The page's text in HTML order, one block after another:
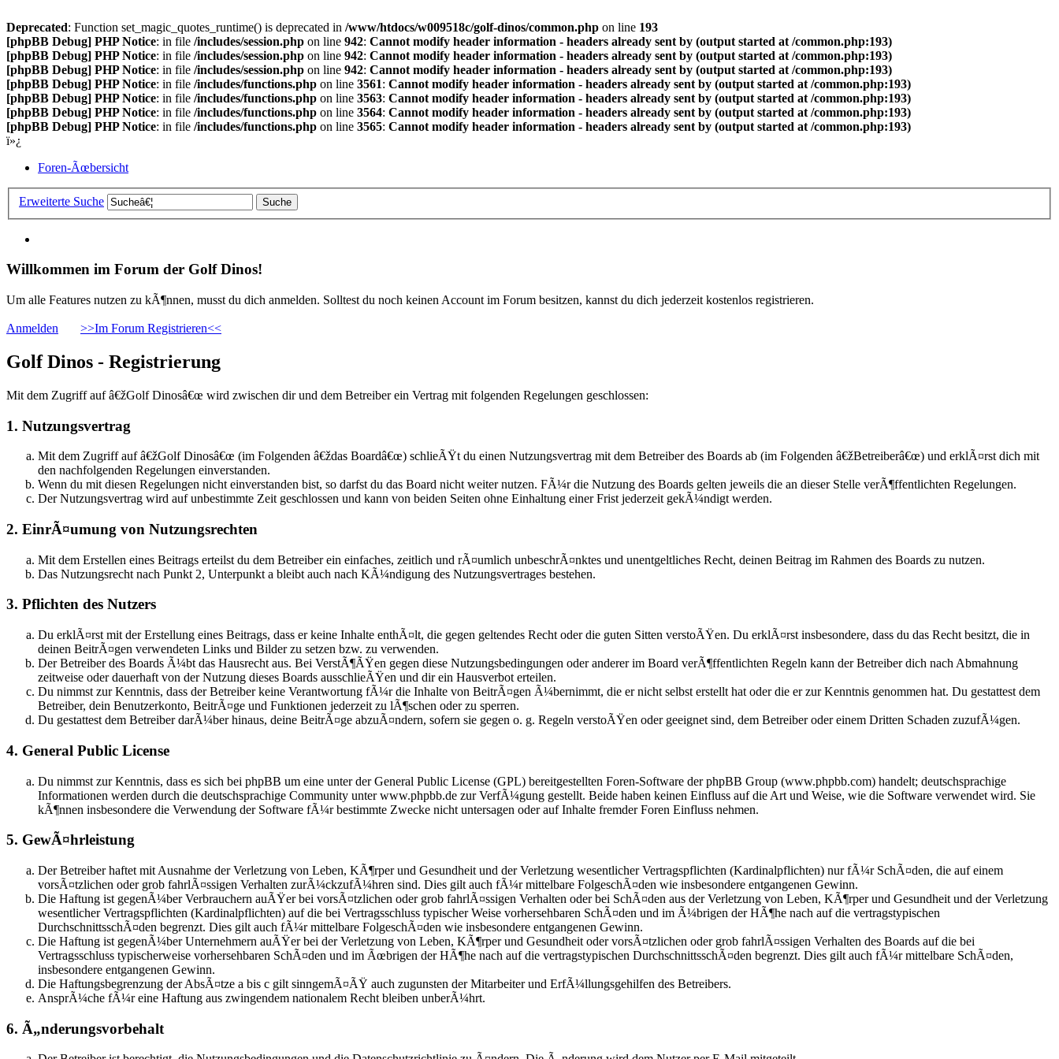
Deprecated: Function set_magic_quotes_runtime() is deprecated in /www/htdocs/w009518c/golf-dinos/common.php on line 193
[phpBB Debug] PHP Notice: in file /includes/session.php on line 942: Cannot modify header information - headers already sent by (output started at /common.php:193)
[phpBB Debug] PHP Notice: in file /includes/session.php on line 942: Cannot modify header information - headers already sent by (output started at /common.php:193)
[phpBB Debug] PHP Notice: in file /includes/session.php on line 942: Cannot modify header information - headers already sent by (output started at /common.php:193)
[phpBB Debug] PHP Notice: in file /includes/functions.php on line 3561: Cannot modify header information - headers already sent by (output started at /common.php:193)
[phpBB Debug] PHP Notice: in file /includes/functions.php on line 3563: Cannot modify header information - headers already sent by (output started at /common.php:193)
[phpBB Debug] PHP Notice: in file /includes/functions.php on line 3564: Cannot modify header information - headers already sent by (output started at /common.php:193)
[phpBB Debug] PHP Notice: in file /includes/functions.php on line 3565: Cannot modify header information - headers already sent by (output started at /common.php:193)
ï»¿
Foren-Ãœbersicht
Erweiterte Suche
Willkommen im Forum der Golf Dinos!
Um alle Features nutzen zu kÃ¶nnen, musst du dich anmelden. Solltest du noch keinen Account im Forum besitzen, kannst du dich jederzeit kostenlos registrieren.
Anmelden >>Im Forum Registrieren<<
Golf Dinos - Registrierung
Mit dem Zugriff auf â€žGolf Dinosâ€œ wird zwischen dir und dem Betreiber ein Vertrag mit folgenden Regelungen geschlossen:
1. Nutzungsvertrag
Mit dem Zugriff auf â€žGolf Dinosâ€œ (im Folgenden â€ždas Boardâ€œ) schlieÃŸt du einen Nutzungsvertrag mit dem Betreiber des Boards ab (im Folgenden â€žBetreiberâ€œ) und erklÃ¤rst dich mit
den nachfolgenden Regelungen einverstanden.
Wenn du mit diesen Regelungen nicht einverstanden bist, so darfst du das Board nicht weiter nutzen. FÃ¼r die Nutzung des Boards gelten jeweils die an dieser Stelle verÃ¶ffentlichten Regelungen.
Der Nutzungsvertrag wird auf unbestimmte Zeit geschlossen und kann von beiden Seiten ohne Einhaltung einer Frist jederzeit gekÃ¼ndigt werden.
2. EinrÃ¤umung von Nutzungsrechten
Mit dem Erstellen eines Beitrags erteilst du dem Betreiber ein einfaches, zeitlich und rÃ¤umlich unbeschrÃ¤nktes und unentgeltliches Recht, deinen Beitrag im Rahmen des Boards zu nutzen.
Das Nutzungsrecht nach Punkt 2, Unterpunkt a bleibt auch nach KÃ¼ndigung des Nutzungsvertrages bestehen.
3. Pflichten des Nutzers
Du erklÃ¤rst mit der Erstellung eines Beitrags, dass er keine Inhalte enthÃ¤lt, die gegen geltendes Recht oder die guten Sitten verstoÃŸen. Du erklÃ¤rst insbesondere, dass du das Recht besitzt, die in
deinen BeitrÃ¤gen verwendeten Links und Bilder zu setzen bzw. zu verwenden.
Der Betreiber des Boards Ã¼bt das Hausrecht aus. Bei VerstÃ¶ÃŸen gegen diese Nutzungsbedingungen oder anderer im Board verÃ¶ffentlichten Regeln kann der Betreiber dich nach Abmahnung
zeitweise oder dauerhaft von der Nutzung dieses Boards ausschlieÃŸen und dir ein Hausverbot erteilen.
Du nimmst zur Kenntnis, dass der Betreiber keine Verantwortung fÃ¼r die Inhalte von BeitrÃ¤gen Ã¼bernimmt, die er nicht selbst erstellt hat oder die er zur Kenntnis genommen hat. Du gestattest dem
Betreiber, dein Benutzerkonto, BeitrÃ¤ge und Funktionen jederzeit zu lÃ¶schen oder zu sperren.
Du gestattest dem Betreiber darÃ¼ber hinaus, deine BeitrÃ¤ge abzuÃ¤ndern, sofern sie gegen o. g. Regeln verstoÃŸen oder geeignet sind, dem Betreiber oder einem Dritten Schaden zuzufÃ¼gen.
4. General Public License
Du nimmst zur Kenntnis, dass es sich bei phpBB um eine unter der General Public License (GPL) bereitgestellten Foren-Software der phpBB Group (www.phpbb.com) handelt; deutschsprachige
Informationen werden durch die deutschsprachige Community unter www.phpbb.de zur VerfÃ¼gung gestellt. Beide haben keinen Einfluss auf die Art und Weise, wie die Software verwendet wird. Sie
kÃ¶nnen insbesondere die Verwendung der Software fÃ¼r bestimmte Zwecke nicht untersagen oder auf Inhalte fremder Foren Einfluss nehmen.
5. GewÃ¤hrleistung
Der Betreiber haftet mit Ausnahme der Verletzung von Leben, KÃ¶rper und Gesundheit und der Verletzung wesentlicher Vertragspflichten (Kardinalpflichten) nur fÃ¼r SchÃ¤den, die auf einem
vorsÃ¤tzlichen oder grob fahrlÃ¤ssigen Verhalten zurÃ¼ckzufÃ¼hren sind. Dies gilt auch fÃ¼r mittelbare FolgeschÃ¤den wie insbesondere entgangenen Gewinn.
Die Haftung ist gegenÃ¼ber Verbrauchern auÃŸer bei vorsÃ¤tzlichen oder grob fahrlÃ¤ssigen Verhalten oder bei SchÃ¤den aus der Verletzung von Leben, KÃ¶rper und Gesundheit und der Verletzung
wesentlicher Vertragspflichten (Kardinalpflichten) auf die bei Vertragsschluss typischer Weise vorhersehbaren SchÃ¤den und im Ã¼brigen der HÃ¶he nach auf die vertragstypischen
DurchschnittsschÃ¤den begrenzt. Dies gilt auch fÃ¼r mittelbare FolgeschÃ¤den wie insbesondere entgangenen Gewinn.
Die Haftung ist gegenÃ¼ber Unternehmern auÃŸer bei der Verletzung von Leben, KÃ¶rper und Gesundheit oder vorsÃ¤tzlichen oder grob fahrlÃ¤ssigen Verhalten des Boards auf die bei
Vertragsschluss typischerweise vorhersehbaren SchÃ¤den und im Ãœbrigen der HÃ¶he nach auf die vertragstypischen DurchschnittsschÃ¤den begrenzt. Dies gilt auch fÃ¼r mittelbare SchÃ¤den,
insbesondere entgangenen Gewinn.
Die Haftungsbegrenzung der AbsÃ¤tze a bis c gilt sinngemÃ¤ÃŸ auch zugunsten der Mitarbeiter und ErfÃ¼llungsgehilfen des Betreibers.
AnsprÃ¼che fÃ¼r eine Haftung aus zwingendem nationalem Recht bleiben unberÃ¼hrt.
6. Ã„nderungsvorbehalt